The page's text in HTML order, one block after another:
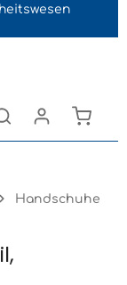
Handschuhe
Sternen